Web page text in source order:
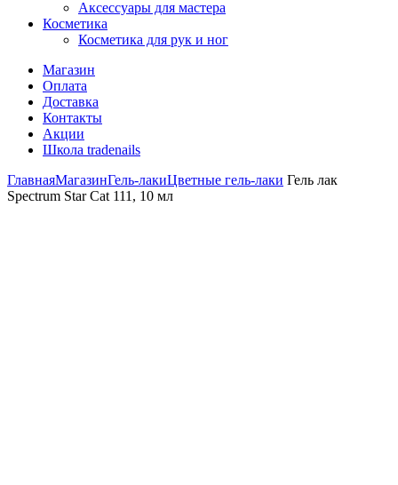
Аксессуары для мастера
Косметика
Косметика для рук и ног
Магазин
Оплата
Доставка
Контакты
Акции
Школа tradenails
ГлавнаяМагазинГель-лакиЦветные гель-лаки Гель лак
Spectrum Star Cat 111, 10 мл